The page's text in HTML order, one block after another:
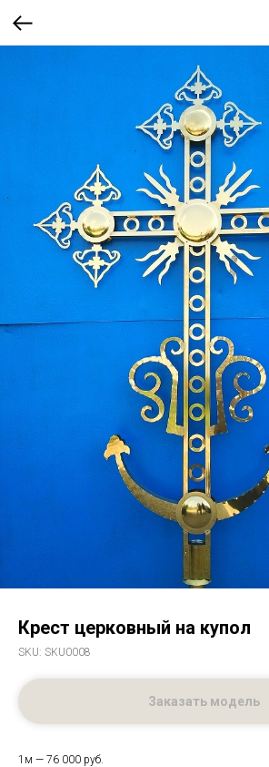
Крест церковный на купол
SKU: SKU0008
Заказать модель
1м — 76 000 руб.